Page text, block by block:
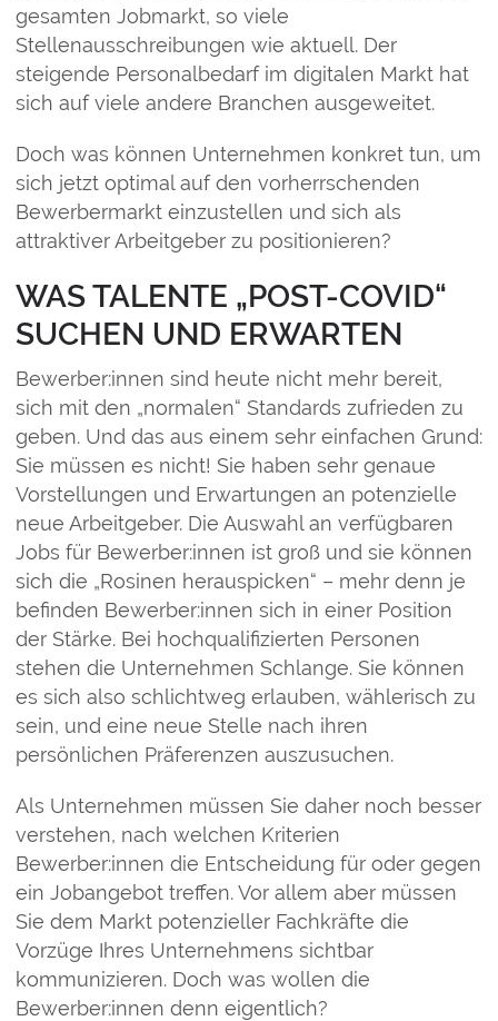
gesamten Jobmarkt, so viele
Stellenausschreibungen wie aktuell. Der
steigende Personalbedarf im digitalen Markt hat
sich auf viele andere Branchen ausgeweitet.
Doch was können Unternehmen konkret tun, um
sich jetzt optimal auf den vorherrschenden
Bewerbermarkt einzustellen und sich als
attraktiver Arbeitgeber zu positionieren?
WAS TALENTE „POST-COVID“
SUCHEN UND ERWARTEN
Bewerber:innen sind heute nicht mehr bereit,
sich mit den „normalen“ Standards zufrieden zu
geben. Und das aus einem sehr einfachen Grund:
Sie müssen es nicht! Sie haben sehr genaue
Vorstellungen und Erwartungen an potenzielle
neue Arbeitgeber. Die Auswahl an verfügbaren
Jobs für Bewerber:innen ist groß und sie können
sich die „Rosinen herauspicken“ – mehr denn je
befinden Bewerber:innen sich in einer Position
der Stärke. Bei hochqualifizierten Personen
stehen die Unternehmen Schlange. Sie können
es sich also schlichtweg erlauben, wählerisch zu
sein, und eine neue Stelle nach ihren
persönlichen Präferenzen auszusuchen.
Als Unternehmen müssen Sie daher noch besser
verstehen, nach welchen Kriterien
Bewerber:innen die Entscheidung für oder gegen
ein Jobangebot treffen. Vor allem aber müssen
Sie dem Markt potenzieller Fachkräfte die
Vorzüge Ihres Unternehmens sichtbar
kommunizieren. Doch was wollen die
Bewerber:innen denn eigentlich?